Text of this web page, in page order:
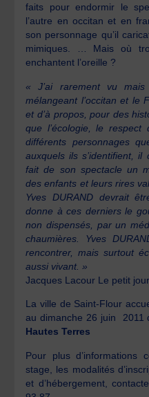
faits pour endormir le
l’autre en occitan et en
son personnage qu’il
mimiques. … Mais où
enchantent l’oreille ?
« J’ai rarement vu
mélangeant l’occitan et le
et d’à propos, pour des
que l’écologie, le
différents personnages
auxquels ils s’identifient,
fait de son spectacle un
des enfants et leurs rires
Yves DURAND devrait
donne à ces derniers le
non dispensés, par un
chaumières. Yves
rencontrer, mais surtout
aussi vivant. »
Jacques Lacour Le petit
La ville de Saint-Flour
au dimanche 26 juin 2011
Hautes Terres
Pour plus d’informations
stage, les modalités
et d’hébergement,